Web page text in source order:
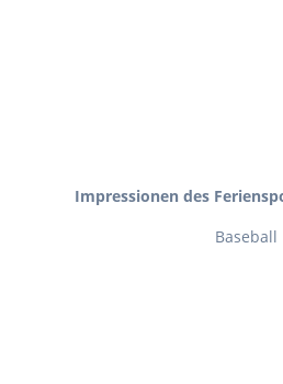
Impressionen des
Baseball